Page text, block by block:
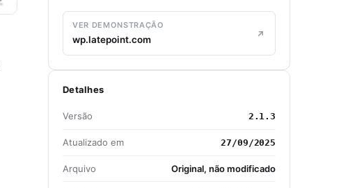
VER DEMONSTRAÇÃO
wp.latepoint.com
Detalhes
Versão 2.1.3
Atualizado em 27/09/2025
Arquivo Original, não modificado